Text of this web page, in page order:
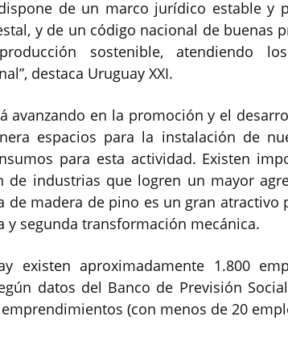
de un marco jurídico estable y
y de un código nacional de buenas
sostenible, atendiendo
destaca Uruguay XXI.
avanzando en la promoción y el
espacios para la instalación de
para esta actividad. Existen
de industrias que logren un mayor
de madera de pino es un gran atractivo
y segunda transformación mecánica.
existen aproximadamente 1.800
datos del Banco de Previsión
(con menos de 20